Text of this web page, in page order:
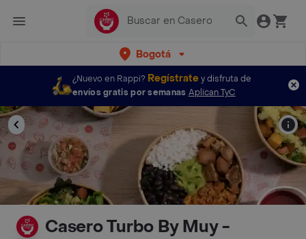
Bogotá
¿Nuevo en Rappi? Regístratey disfruta de
envíos gratis por semanas Aplican TyC
Casero Turbo By Muy -